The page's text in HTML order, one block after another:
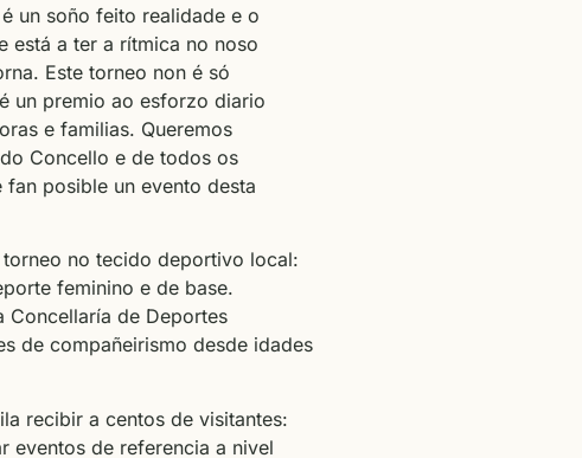
un soño feito realidade e o
está a ter a rítmica no noso
Este torneo non é só
un premio ao esforzo diario
e familias. Queremos
Concello e de todos os
posible un evento desta
no tecido deportivo local:
feminino e de base.
Concellaría de Deportes
de compañeirismo desde idades
recibir a centos de visitantes:
eventos de referencia a nivel